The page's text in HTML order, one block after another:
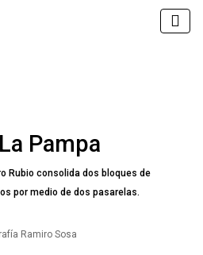
Pampa
Rubio consolida dos bloques de
por medio de dos pasarelas.
Ramiro Sosa